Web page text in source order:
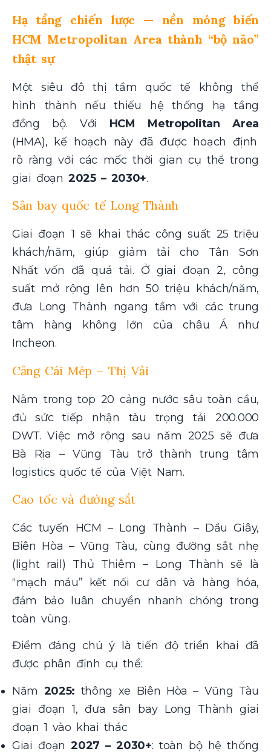
Hạ tầng chiến lược — nền móng biến
HCM Metropolitan Area thành “bộ não”
thật sự
Một siêu đô thị tầm quốc tế không thể
hình thành nếu thiếu hệ thống hạ tầng
đồng bộ. Với HCM Metropolitan Area
(HMA), kế hoạch này đã được hoạch định
rõ ràng với các mốc thời gian cụ thể trong
giai đoạn 2025 – 2030+.
Sân bay quốc tế Long Thành
Giai đoạn 1 sẽ khai thác công suất 25 triệu
khách/năm, giúp giảm tải cho Tân Sơn
Nhất vốn đã quá tải. Ở giai đoạn 2, công
suất mở rộng lên hơn 50 triệu khách/năm,
đưa Long Thành ngang tầm với các trung
tâm hàng không lớn của châu Á như
Incheon.
Cảng Cái Mép – Thị Vải
Nằm trong top 20 cảng nước sâu toàn cầu,
đủ sức tiếp nhận tàu trọng tải 200.000
DWT. Việc mở rộng sau năm 2025 sẽ đưa
Bà Rịa – Vũng Tàu trở thành trung tâm
logistics quốc tế của Việt Nam.
Cao tốc và đường sắt
Các tuyến HCM – Long Thành – Dầu Giây,
Biên Hòa – Vũng Tàu, cùng đường sắt nhẹ
(light rail) Thủ Thiêm – Long Thành sẽ là
“mạch máu” kết nối cư dân và hàng hóa,
đảm bảo luân chuyển nhanh chóng trong
toàn vùng.
Điểm đáng chú ý là tiến độ triển khai đã
được phân định cụ thể:
Năm 2025: thông xe Biên Hòa – Vũng Tàu
giai đoạn 1, đưa sân bay Long Thành giai
đoạn 1 vào khai thác
Giai đoạn2027 – 2030+: toàn bộ hệ thống